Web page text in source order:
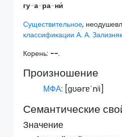
гу-а-ра-ни́
Существительное,
классификации А. А.
Корень: --.
Произношение
МФА: [ɡʊərɐˈnʲi]
Семантические
Значение